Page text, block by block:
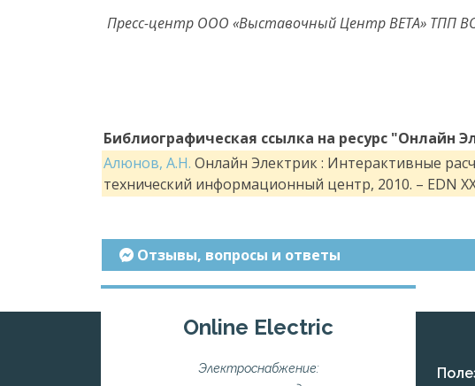
Пресс-центр ООО «Выставочный Центр ВЕТА» ТПП
Библиографическая ссылка на ресурс "Онлайн
Алюнов, А.Н. Онлайн Электрик : Интерактивные
технический информационный центр, 2010. – EDN
Отзывы, вопросы и ответы
Online Electric
Электроснабжение: